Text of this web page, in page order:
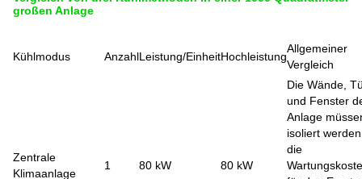
großen Anlage
Kühlmodus AnzahlLeistung/EinheitHochleistung
Allgemeiner
Vergleich
Zentrale
Klimaanlage
1 80 kW 80 kW
Die Wände,
und Fenster
Anlage
isoliert
die